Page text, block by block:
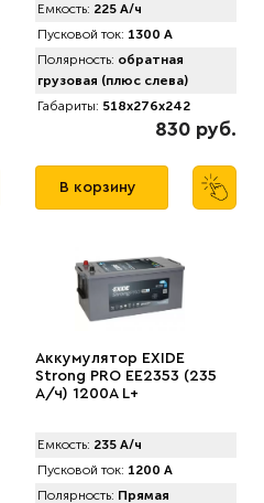
Емкость: 225 А/ч
Пусковой ток: 1300 А
Полярность: обратная
грузовая (плюс слева)
Габариты: 518x276x242
830 руб.
В корзину
Аккумулятор EXIDE
Strong PRO EE2353 (235
А/ч) 1200A L+
Емкость: 235 А/ч
Пусковой ток: 1200 А
Полярность: Прямая